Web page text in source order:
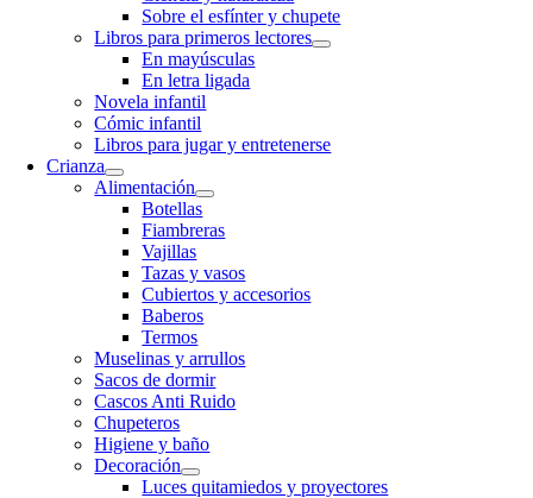
Sobre el esfínter y chupete
Libros para primeros lectores
En mayúsculas
En letra ligada
Novela infantil
Cómic infantil
Libros para jugar y entretenerse
Crianza
Alimentación
Botellas
Fiambreras
Vajillas
Tazas y vasos
Cubiertos y accesorios
Baberos
Termos
Muselinas y arrullos
Sacos de dormir
Cascos Anti Ruido
Chupeteros
Higiene y baño
Decoración
Luces quitamiedos y proyectores